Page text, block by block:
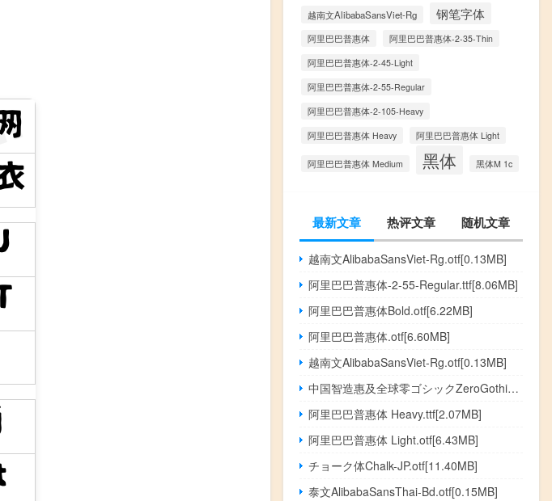
越南文AlibabaSansViet-Rg
钢笔字体
阿里巴巴普惠体
阿里巴巴普惠体-2-35-Thin
阿里巴巴普惠体-2-45-Light
阿里巴巴普惠体-2-55-Regular
阿里巴巴普惠体-2-105-Heavy
阿里巴巴普惠体 Heavy
阿里巴巴普惠体 Light
阿里巴巴普惠体 Medium 黑体 黑体M 1c
最新文章 热评文章 随机文章
越南文AlibabaSansViet-Rg.otf[0.13MB]
阿里巴巴普惠体-2-55-Regular.ttf[8.06MB]
阿里巴巴普惠体Bold.otf[6.22MB]
阿里巴巴普惠体.otf[6.60MB]
越南文AlibabaSansViet-Rg.otf[0.13MB]
中国智造惠及全球零ゴシックZeroGothic.otf[4.36MB]
阿里巴巴普惠体 Heavy.ttf[2.07MB]
阿里巴巴普惠体 Light.otf[6.43MB]
チョーク体Chalk-JP.otf[11.40MB]
泰文AlibabaSansThai-Bd.otf[0.15MB]